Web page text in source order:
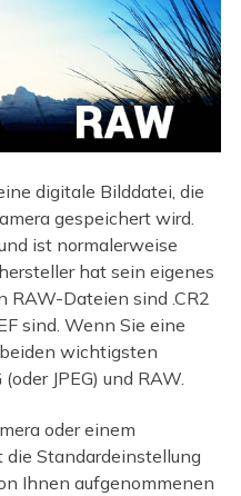
digitale Bilddatei, die
gespeichert wird.
ist normalerweise
hat sein eigenes
RAW-Dateien sind .CR2
sind. Wenn Sie eine
wichtigsten
JPEG) und RAW.
oder einem
Standardeinstellung
Ihnen aufgenommenen